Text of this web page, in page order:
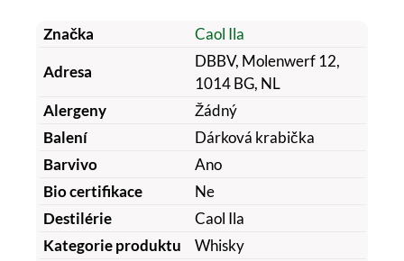
Značka
Caol Ila
Adresa
DBBV, Molenwerf 12,
1014 BG, NL
Alergeny
Žádný
Balení
Dárková krabička
Barvivo
Ano
Bio certifikace
Ne
Destilérie
Caol Ila
Kategorie produktu
Whisky